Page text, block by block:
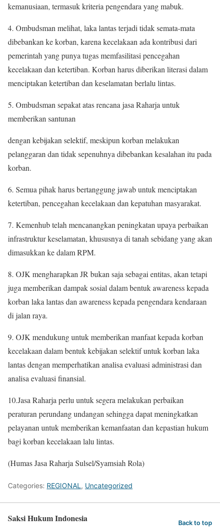
kemanusiaan, termasuk kriteria pengendara yang mabuk.
4. Ombudsman melihat, laka lantas terjadi tidak semata-mata
dibebankan ke korban, karena kecelakaan ada kontribusi dari
pemerintah yang punya tugas memfasilitasi pencegahan
kecelakaan dan ketertiban. Korban harus diberikan literasi dalam
menciptakan ketertiban dan keselamatan berlalu lintas.
5. Ombudsman sepakat atas rencana jasa Raharja untuk
memberikan santunan
dengan kebijakan selektif, meskipun korban melakukan
pelanggaran dan tidak sepenuhnya dibebankan kesalahan itu pada
korban.
6. Semua pihak harus bertanggung jawab untuk menciptakan
ketertiban, pencegahan kecelakaan dan kepatuhan masyarakat.
7. Kemenhub telah mencanangkan peningkatan upaya perbaikan
infrastruktur keselamatan, khususnya di tanah sebidang yang akan
dimasukkan ke dalam RPM.
8. OJK mengharapkan JR bukan saja sebagai entitas, akan tetapi
juga memberikan dampak sosial dalam bentuk awareness kepada
korban laka lantas dan awareness kepada pengendara kendaraan
di jalan raya.
9. OJK mendukung untuk memberikan manfaat kepada korban
kecelakaan dalam bentuk kebijakan selektif untuk korban laka
lantas dengan memperhatikan analisa evaluasi administrasi dan
analisa evaluasi finansial.
10.Jasa Raharja perlu untuk segera melakukan perbaikan
peraturan perundang undangan sehingga dapat meningkatkan
pelayanan untuk memberikan kemanfaatan dan kepastian hukum
bagi korban kecelakaan lalu lintas.
(Humas Jasa Raharja Sulsel/Syamsiah Rola)
Categories: REGIONAL , Uncategorized
Saksi Hukum Indonesia Back to top